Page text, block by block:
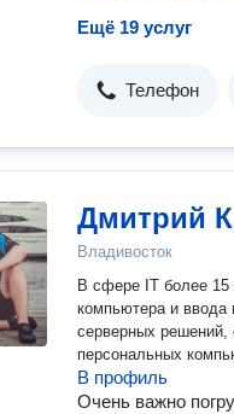
Ещё 19 услуг
Телефон
Дмитрий
Владивосток
В сфере IT более
компьютера и ввода
серверных решений,
персональных
В профиль
Очень важно